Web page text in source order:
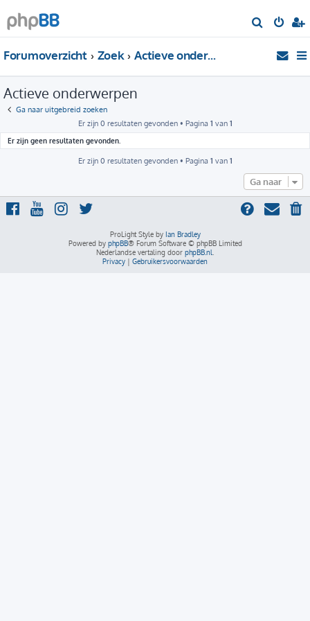
o
Forumoverzicht Zoek Actieve onderwerpen
Actieve onderwerpen
Ga naar uitgebreid zoeken
Er zijn 0 resultaten gevonden • Pagina 1 van 1
Er zijn geen resultaten gevonden.
Er zijn 0 resultaten gevonden • Pagina 1 van 1
Ga naar
ProLight Style by Ian Bradley
Powered by phpBB® Forum Software © phpBB Limited
Nederlandse vertaling door phpBB.nl
Privacy | Gebruikersvoorwaarden